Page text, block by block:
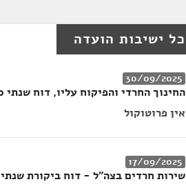
כל ישיבות הועדה
30/09/2025
החינוך החרדי והפיקוח עליו, דוח שנתי 70ב
אין פרוטוקול
17/09/2025
שירות חרדים בצה"ל - דוח ביקורת שנתי 62